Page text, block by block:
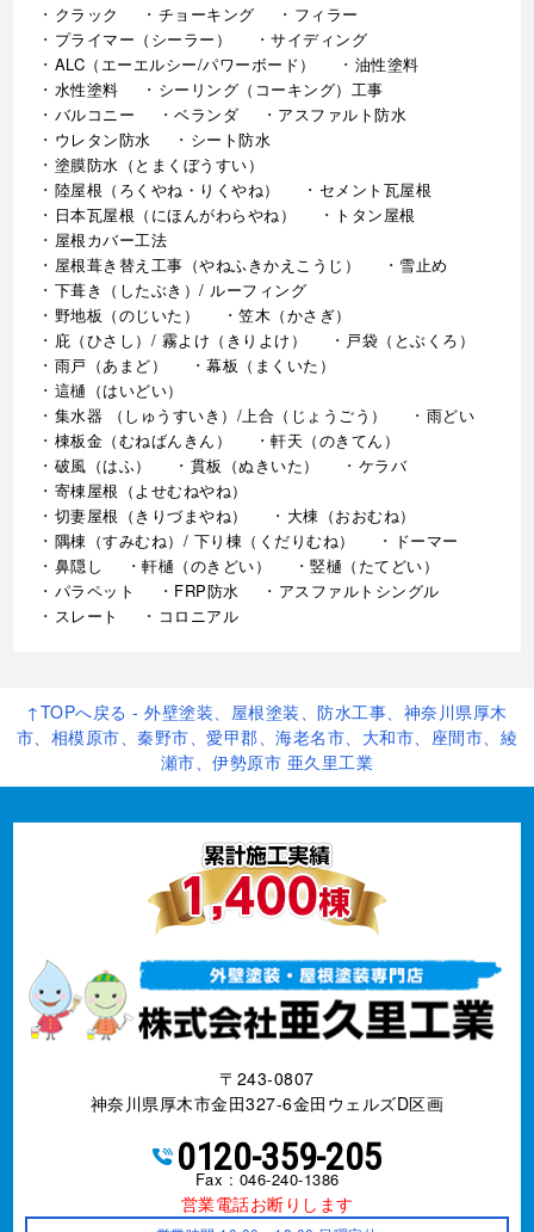
クラック チョーキング
フィラー
プライマー（シーラー）
サイディング
ALC（エーエルシー/パワーボード）
油性塗料
水性塗料
シーリング（コーキング）工事
バルコニー
ベランダ
アスファルト防水
ウレタン防水
シート防水
塗膜防水（とまくぼうすい）
陸屋根（ろくやね・りくやね）
セメント瓦屋根
日本瓦屋根（にほんがわらやね）
トタン屋根
屋根カバー工法
屋根葺き替え工事（やねふきかえこうじ）
雪止め
下葺き（したぶき）/ ルーフィング
野地板（のじいた）
笠木（かさぎ）
庇（ひさし）/ 霧よけ（きりよけ）
戸袋（とぶくろ）
雨戸（あまど）
幕板（まくいた）
這樋（はいどい）
集水器 （しゅうすいき）/上合（じょうごう）
雨どい
棟板金（むねばんきん）
軒天（のきてん）
破風（はふ）
貫板（ぬきいた）
ケラバ
寄棟屋根（よせむねやね）
切妻屋根（きりづまやね）
大棟（おおむね）
隅棟（すみむね）/ 下り棟（くだりむね）
ドーマー
鼻隠し
軒樋（のきどい）
竪樋（たてどい）
パラペット
FRP防水
アスファルトシングル
スレート
コロニアル
↑TOPへ戻る - 外壁塗装、屋根塗装、防水工事、神奈川県厚木
市、相模原市、秦野市、愛甲郡、海老名市、大和市、座間市、綾
瀬市、伊勢原市 亜久里工業
〒243-0807
神奈川県厚木市金田327-6金田ウェルズD区画
0120-359-205
Fax : 046-240-1386
営業電話お断りします